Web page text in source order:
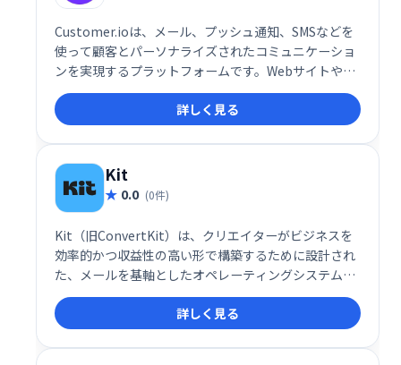
Customer.ioは、メール、プッシュ通知、SMSなどを
使って顧客とパーソナライズされたコミュニケーショ
ンを実現するプラットフォームです。Webサイトやア
プリと連携し、リアルタイムの行動データに基づいて
自動化されたメッセージ配信をトリガーします。顧客
エンゲージメントの向上とビジネス成長を促進しま
す。
詳しく見る
Kit
0.0 (0件)
Kit（旧ConvertKit）は、クリエイターがビジネスを
効率的かつ収益性の高い形で構築するために設計され
た、メールを基軸としたオペレーティングシステムで
す。このサービスは、個人の情熱を収益に結びつける
ことを目指し、メールリスト管理や自動化ツールを駆
使して、収益性と持続可能性を兼ね備えたビジネスを
サポートします。
詳しく見る